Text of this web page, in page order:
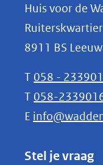
naar
een
Huis voor de
8911 BS
T 058 -
T 058-
E
Stel je vraag